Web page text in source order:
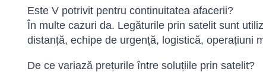
Este V potrivit pentru continuitatea afacerii?
În multe cazuri da. Legăturile prin satelit sunt
distanță, echipe de urgență, logistică, operațiuni
De ce variază prețurile între soluțiile prin satelit?